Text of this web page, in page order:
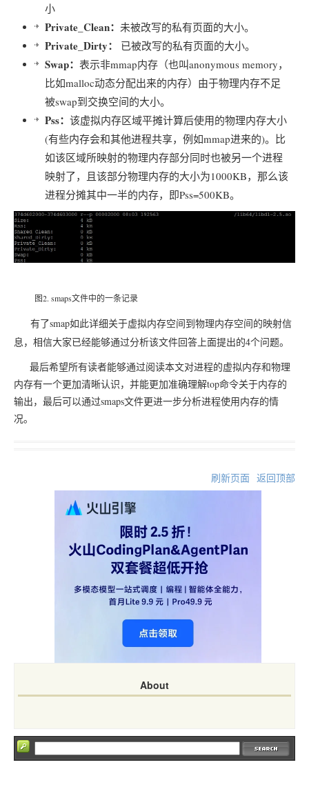
小
Private_Clean： 未被改写的私有页面的大小。
Private_Dirty： 已被改写的私有页面的大小。
Swap： 表示非mmap内存（也叫anonymous memory，
比如malloc动态分配出来的内存）由于物理内存不足
被swap到交换空间的大小。
Pss： 该虚拟内存区域平摊计算后使用的物理内存大小
(有些内存会和其他进程共享，例如mmap进来的)。比
如该区域所映射的物理内存部分同时也被另一个进程
映射了，且该部分物理内存的大小为1000KB，那么该
进程分摊其中一半的内存，即Pss=500KB。
图2. smaps文件中的一条记录
有了smap如此详细关于虚拟内存空间到物理内存空间的映射信
息，相信大家已经能够通过分析该文件回答上面提出的4个问题。
最后希望所有读者能够通过阅读本文对进程的虚拟内存和物理
内存有一个更加清晰认识，并能更加准确理解top命令关于内存的
输出，最后可以通过smaps文件更进一步分析进程使用内存的情
况。
刷新页面 返回顶部
About